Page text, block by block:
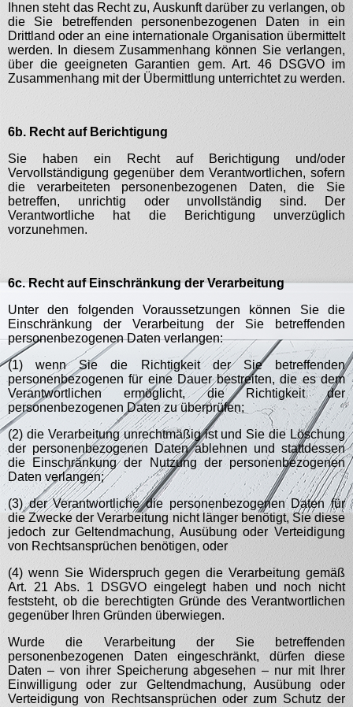
Ihnen steht das Recht zu, Auskunft darüber zu verlangen, ob
die Sie betreffenden personenbezogenen Daten in ein
Drittland oder an eine internationale Organisation übermittelt
werden. In diesem Zusammenhang können Sie verlangen,
über die geeigneten Garantien gem. Art. 46 DSGVO im
Zusammenhang mit der Übermittlung unterrichtet zu werden.
6b. Recht auf Berichtigung
Sie haben ein Recht auf Berichtigung und/oder
Vervollständigung gegenüber dem Verantwortlichen, sofern
die verarbeiteten personenbezogenen Daten, die Sie
betreffen, unrichtig oder unvollständig sind. Der
Verantwortliche hat die Berichtigung unverzüglich
vorzunehmen.
6c. Recht auf Einschränkung der Verarbeitung
Unter den folgenden Voraussetzungen können Sie die
Einschränkung der Verarbeitung der Sie betreffenden
personenbezogenen Daten verlangen:
(1) wenn Sie die Richtigkeit der Sie betreffenden
personenbezogenen für eine Dauer bestreiten, die es dem
Verantwortlichen ermöglicht, die Richtigkeit der
personenbezogenen Daten zu überprüfen;
(2) die Verarbeitung unrechtmäßig ist und Sie die Löschung
der personenbezogenen Daten ablehnen und stattdessen
die Einschränkung der Nutzung der personenbezogenen
Daten verlangen;
(3) der Verantwortliche die personenbezogenen Daten für
die Zwecke der Verarbeitung nicht länger benötigt, Sie diese
jedoch zur Geltendmachung, Ausübung oder Verteidigung
von Rechtsansprüchen benötigen, oder
(4) wenn Sie Widerspruch gegen die Verarbeitung gemäß
Art. 21 Abs. 1 DSGVO eingelegt haben und noch nicht
feststeht, ob die berechtigten Gründe des Verantwortlichen
gegenüber Ihren Gründen überwiegen.
Wurde die Verarbeitung der Sie betreffenden
personenbezogenen Daten eingeschränkt, dürfen diese
Daten – von ihrer Speicherung abgesehen – nur mit Ihrer
Einwilligung oder zur Geltendmachung, Ausübung oder
Verteidigung von Rechtsansprüchen oder zum Schutz der